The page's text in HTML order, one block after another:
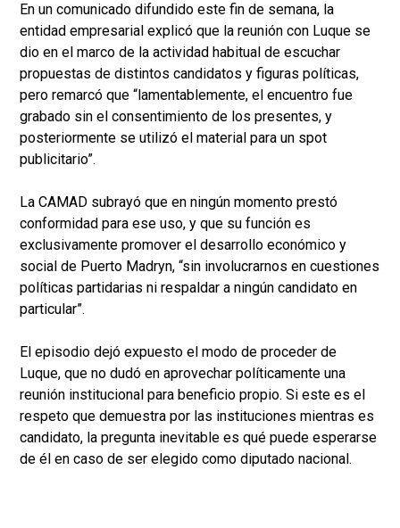
En un comunicado difundido este fin de semana, la
entidad empresarial explicó que la reunión con Luque se
dio en el marco de la actividad habitual de escuchar
propuestas de distintos candidatos y figuras políticas,
pero remarcó que “lamentablemente, el encuentro fue
grabado sin el consentimiento de los presentes, y
posteriormente se utilizó el material para un spot
publicitario”.
La CAMAD subrayó que en ningún momento prestó
conformidad para ese uso, y que su función es
exclusivamente promover el desarrollo económico y
social de Puerto Madryn, “sin involucrarnos en cuestiones
políticas partidarias ni respaldar a ningún candidato en
particular”.
El episodio dejó expuesto el modo de proceder de
Luque, que no dudó en aprovechar políticamente una
reunión institucional para beneficio propio. Si este es el
respeto que demuestra por las instituciones mientras es
candidato, la pregunta inevitable es qué puede esperarse
de él en caso de ser elegido como diputado nacional.